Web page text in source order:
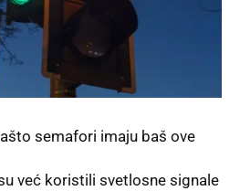
semafori imaju baš ove
već koristili svetlosne signale